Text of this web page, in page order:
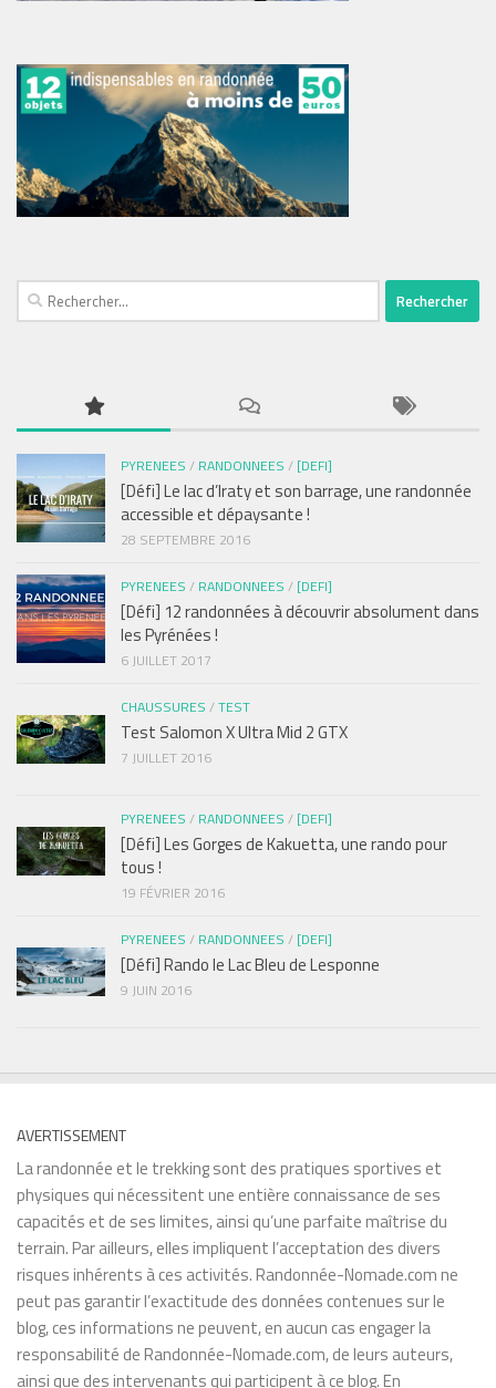
Rechercher :
PYRENEES / RANDONNEES / [DEFI]
[Défi] Le lac d’Iraty et son barrage, une randonnée
accessible et dépaysante !
28 SEPTEMBRE 2016
PYRENEES / RANDONNEES / [DEFI]
[Défi] 12 randonnées à découvrir absolument dans
les Pyrénées !
6 JUILLET 2017
CHAUSSURES /TEST
Test Salomon X Ultra Mid 2 GTX
7 JUILLET 2016
PYRENEES / RANDONNEES / [DEFI]
[Défi] Les Gorges de Kakuetta, une rando pour
tous !
19 FÉVRIER 2016
PYRENEES / RANDONNEES / [DEFI]
[Défi] Rando le Lac Bleu de Lesponne
9 JUIN 2016
AVERTISSEMENT
La randonnée et le trekking sont des pratiques sportives et
physiques qui nécessitent une entière connaissance de ses
capacités et de ses limites, ainsi qu’une parfaite maîtrise du
terrain. Par ailleurs, elles impliquent l’acceptation des divers
risques inhérents à ces activités. Randonnée-Nomade.com ne
peut pas garantir l’exactitude des données contenues sur le
blog, ces informations ne peuvent, en aucun cas engager la
responsabilité de Randonnée-Nomade.com, de leurs auteurs,
ainsi que des intervenants qui participent à ce blog. En